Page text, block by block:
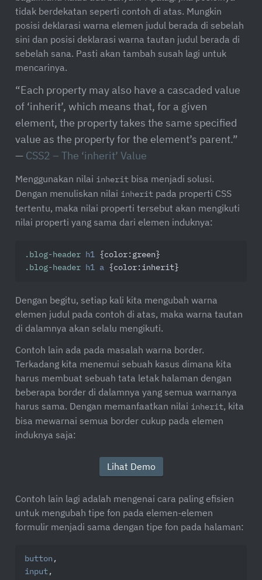
tidak berdekatan seperti contoh di atas. Mungkin
posisi deklarasi warna elemen judul berada di sebelah
sini dan posisi deklarasi warna tautan judul berada di
sebelah sana. Pasti akan tambah susah lagi untuk
mencarinya.
“Each property may also have a cascaded value
of ‘inherit’, which means that, for a given
element, the property takes the same specified
value as the property for the element’s parent.”
— CSS2 – The ‘inherit’ Value
Menggunakan nilai inherit bisa menjadi solusi.
Dengan menuliskan nilai inherit pada properti CSS
tertentu, maka nilai properti tersebut akan mengikuti
nilai properti yang sama dari elemen induknya:
.blog-header h1 { color
.blog-header
h1 a { color :inherit}
Dengan begitu, setiap kali kita mengubah warna
elemen judul pada contoh di atas, maka warna tautan
di dalamnya akan selalu mengikuti.
Contoh lain ada pada masalah warna border.
Terkadang kita menemui sebuah kasus dimana kita
harus membuat sebuah tata letak halaman dengan
beberapa border di dalamnya yang semua warnanya
harus sama. Dengan memanfaatkan nilai inherit, kita
bisa mewarnai semua border cukup pada elemen
induknya saja:
Lihat Demo
Contoh lain lagi adalah mengenai cara paling efisien
untuk mengubah tipe fon pada elemen-elemen
formulir menjadi sama dengan tipe fon pada halaman:
button
input